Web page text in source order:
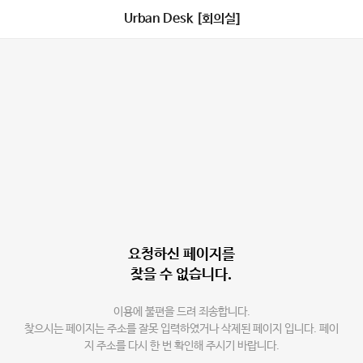
Urban Desk [회의실]
요청하신 페이지를
찾을 수 없습니다.
이용에 불편을 드려 죄송합니다.
찾으시는 페이지는 주소를 잘못 입력하였거나 삭제된 페이지 입니다. 페이
지 주소를 다시 한 번 확인해 주시기 바랍니다.